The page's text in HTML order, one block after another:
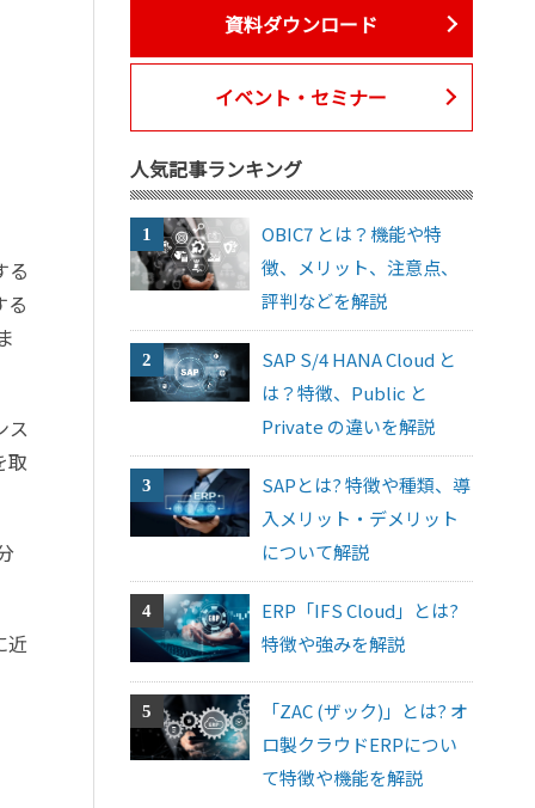
る
る
ス
取
近
資料ダウンロード
イベント・セミナー
人気記事ランキング
OBIC7 とは？機能や特
徴、メリット、注意点、
評判などを解説
SAP S/4 HANA Cloud と
は？特徴、Public と
Private の違いを解説
SAPとは? 特徴や種類、導
入メリット・デメリット
について解説
ERP「IFS Cloud」とは?
特徴や強みを解説
「ZAC (ザック)」とは? オ
ロ製クラウドERPについ
て特徴や機能を解説